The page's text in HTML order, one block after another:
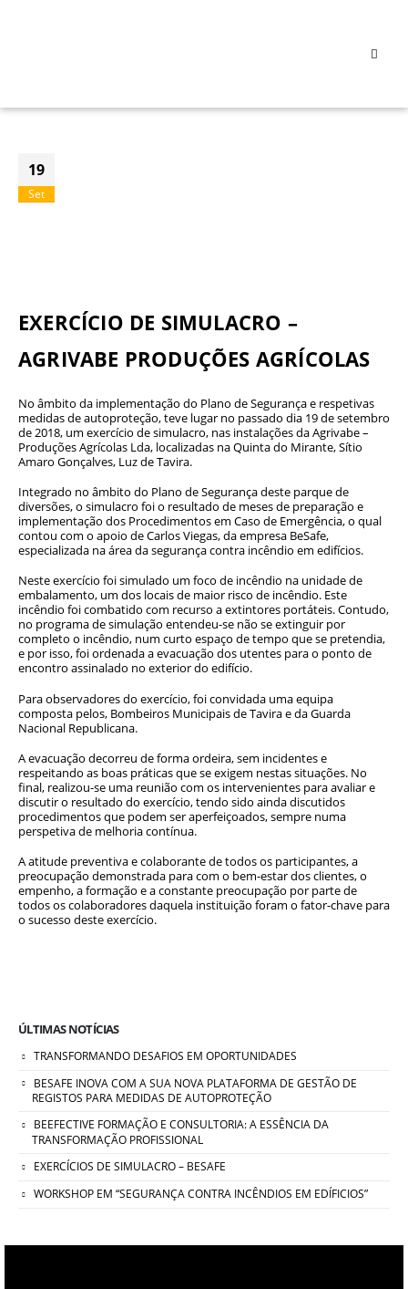
19
Set
EXERCÍCIO DE SIMULACRO –
AGRIVABE PRODUÇÕES AGRÍCOLAS
No âmbito da implementação do Plano de Segurança e respetivas
medidas de autoproteção, teve lugar no passado dia 19 de setembro
de 2018, um exercício de simulacro, nas instalações da Agrivabe –
Produções Agrícolas Lda, localizadas na Quinta do Mirante, Sítio
Amaro Gonçalves, Luz de Tavira.
Integrado no âmbito do Plano de Segurança deste parque de
diversões, o simulacro foi o resultado de meses de preparação e
implementação dos Procedimentos em Caso de Emergência, o qual
contou com o apoio de Carlos Viegas, da empresa BeSafe,
especializada na área da segurança contra incêndio em edifícios.
Neste exercício foi simulado um foco de incêndio na unidade de
embalamento, um dos locais de maior risco de incêndio. Este
incêndio foi combatido com recurso a extintores portáteis. Contudo,
no programa de simulação entendeu-se não se extinguir por
completo o incêndio, num curto espaço de tempo que se pretendia,
e por isso, foi ordenada a evacuação dos utentes para o ponto de
encontro assinalado no exterior do edifício.
Para observadores do exercício, foi convidada uma equipa
composta pelos, Bombeiros Municipais de Tavira e da Guarda
Nacional Republicana.
A evacuação decorreu de forma ordeira, sem incidentes e
respeitando as boas práticas que se exigem nestas situações. No
final, realizou-se uma reunião com os intervenientes para avaliar e
discutir o resultado do exercício, tendo sido ainda discutidos
procedimentos que podem ser aperfeiçoados, sempre numa
perspetiva de melhoria contínua.
A atitude preventiva e colaborante de todos os participantes, a
preocupação demonstrada para com o bem-estar dos clientes, o
empenho, a formação e a constante preocupação por parte de
todos os colaboradores daquela instituição foram o fator-chave para
o sucesso deste exercício.
ÚLTIMAS NOTÍCIAS
TRANSFORMANDO DESAFIOS EM OPORTUNIDADES
BESAFE INOVA COM A SUA NOVA PLATAFORMA DE GESTÃO DE
REGISTOS PARA MEDIDAS DE AUTOPROTEÇÃO
BEEFECTIVE FORMAÇÃO E CONSULTORIA: A ESSÊNCIA DA
TRANSFORMAÇÃO PROFISSIONAL
EXERCÍCIOS DE SIMULACRO – BESAFE
WORKSHOP EM “SEGURANÇA CONTRA INCÊNDIOS EM EDÍFICIOS”